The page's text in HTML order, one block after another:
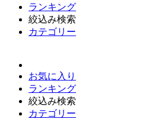
ランキング
絞込み検索
カテゴリー
お気に入り
ランキング
絞込み検索
カテゴリー